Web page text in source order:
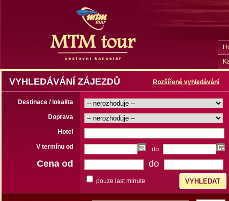
Rozšířené vyhledávání
VYHLEDÁVÁNÍ ZÁJEZDŮ
Destinace / lokalita
Doprava
Hotel
V termínu od do
Cena od do
pouze last minute